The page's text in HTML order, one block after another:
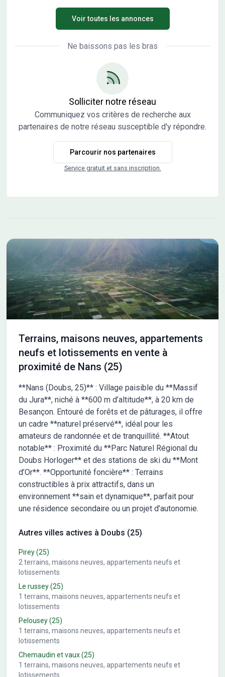
présente votre appartement dans une construction
neuve. Le programme compte 8 logements de standing
du T2 au T4. Accessible PMR avec ascenseur, garages
fermés, cave et terrasse privative. livrés clés en mains.
Voir toutes les annonces
Ne baissons pas les bras
Solliciter notre réseau
Communiquez vos critères de recherche aux
partenaires de notre réseau susceptible d'y répondre.
Parcourir nos partenaires
Service gratuit et sans inscription.
Terrains, maisons neuves, appartements
neufs et lotissements en vente à
proximité de Nans (25)
**Nans (Doubs, 25)** : Village paisible du **Massif
du Jura**, niché à **600 m d’altitude**, à 20 km de
Besançon. Entouré de forêts et de pâturages, il offre
un cadre **naturel préservé**, idéal pour les
amateurs de randonnée et de tranquillité. **Atout
notable** : Proximité du **Parc Naturel Régional du
Doubs Horloger** et des stations de ski du **Mont
d’Or**. **Opportunité foncière** : Terrains
constructibles à prix attractifs, dans un
environnement **sain et dynamique**, parfait pour
une résidence secondaire ou un projet d’autonomie.
Autres villes actives à Doubs (25)
Pirey(25)
2terrains, maisons neuves, appartements neufs et
lotissements
Le russey(25)
1 terrains, maisons neuves, appartements neufs et
lotissements
Pelousey(25)
1 terrains, maisons neuves, appartements neufs et
lotissements
Chemaudin et vaux(25)
1 terrains, maisons neuves, appartements neufs et
lotissements